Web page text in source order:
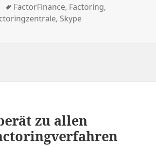
Tags
FactorFinance, Factoring,
, Skype
zu allen